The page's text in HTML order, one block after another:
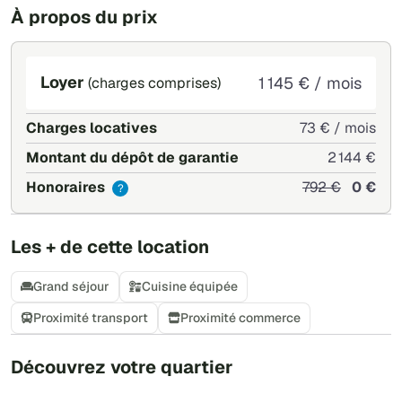
À propos du prix
Loyer (charges comprises) 1 145 € / mois
Charges locatives
73 € / mois
Montant du dépôt de garantie
2 144 €
Honoraires
? 792 € 0 €
Les + de cette location
Grand séjour
Cuisine équipée
Proximité transport
Proximité commerce
Découvrez votre quartier